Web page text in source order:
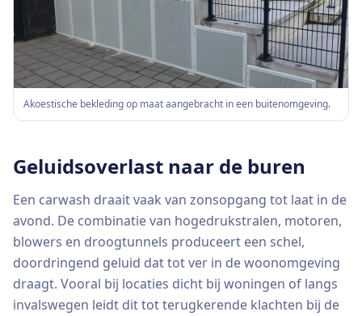
Akoestische bekleding op maat aangebracht in een buitenomgeving.
Geluidsoverlast naar de buren
Een carwash draait vaak van zonsopgang tot laat in de
avond. De combinatie van hogedrukstralen, motoren,
blowers en droogtunnels produceert een schel,
doordringend geluid dat tot ver in de woonomgeving
draagt. Vooral bij locaties dicht bij woningen of langs
invalswegen leidt dit tot terugkerende klachten bij de